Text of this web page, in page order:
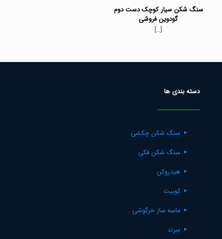
سنگ شکن سیار کوچک دست دوم
گودوین فروشی
[…]
دسته بندی ها
سنگ شکن چکشی
سنگ شکن فکی
هیدروکن
کوبیت
ماسه ساز خرگوشی
سرند